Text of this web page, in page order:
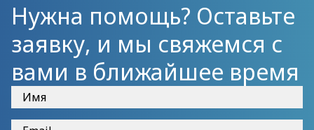
Нужна помощь? Оставьте
заявку, и мы свяжемся с
вами в ближайшее время